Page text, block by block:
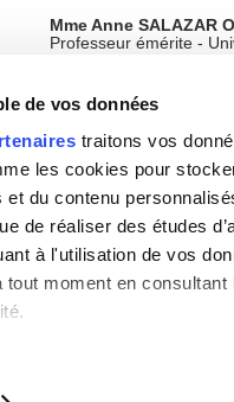
de vos données
traitons vos
les cookies pour
et du contenu
de réaliser des études
à l'utilisation de vos
moment en
Mme Anne SALAZAR
Professeur émérite -
Professeur émérite -
Type :
Lieu(x) :
Partenaires :